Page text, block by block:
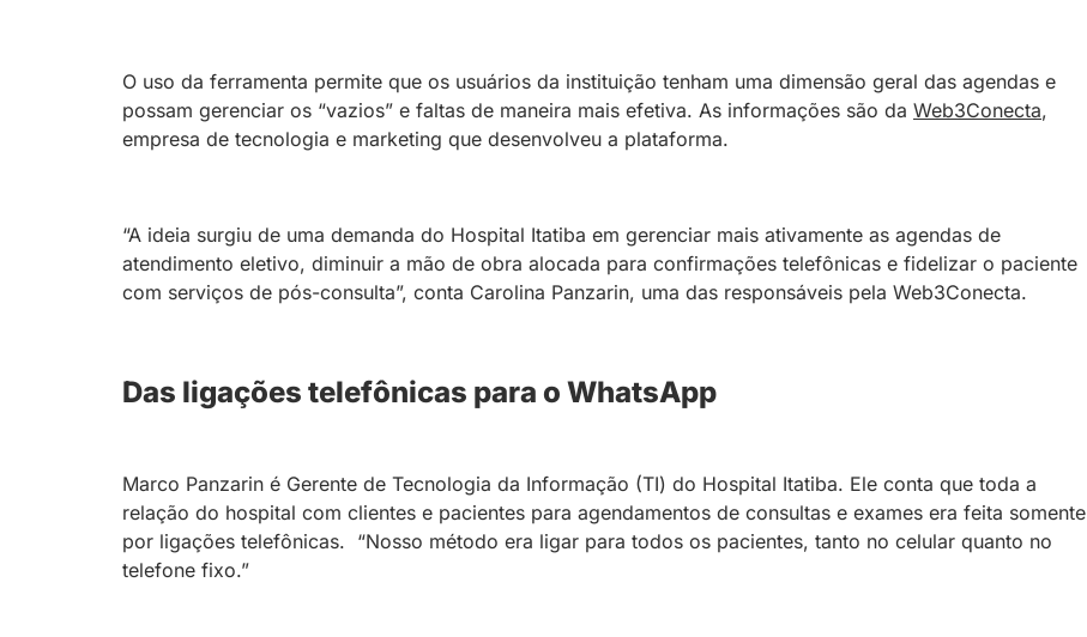
O uso da ferramenta permite que os usuários da instituição tenham uma dimensão geral das agendas e
possam gerenciar os “vazios” e faltas de maneira mais efetiva. As informações são da Web3Conecta,
empresa de tecnologia e marketing que desenvolveu a plataforma.
“A ideia surgiu de uma demanda do Hospital Itatiba em gerenciar mais ativamente as agendas de
atendimento eletivo, diminuir a mão de obra alocada para confirmações telefônicas e fidelizar o paciente
com serviços de pós-consulta”, conta Carolina Panzarin, uma das responsáveis pela Web3Conecta.
Das ligações telefônicas para o WhatsApp
Marco Panzarin é Gerente de Tecnologia da Informação (TI) do Hospital Itatiba. Ele conta que toda a
relação do hospital com clientes e pacientes para agendamentos de consultas e exames era feita somente
por ligações telefônicas. “Nosso método era ligar para todos os pacientes, tanto no celular quanto no
telefone fixo.”